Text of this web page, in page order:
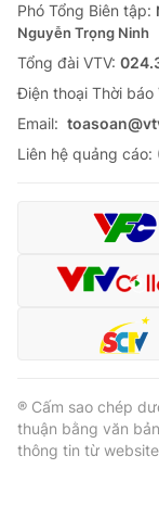
Phó Tổng Biên tập:
Nguyễn Trọng Ninh
Tổng đài VTV:
Ðiện thoại Thời báo
Email:
Liên hệ quảng cáo:
® Cấm sao chép
thuận bằng văn
thông tin từ